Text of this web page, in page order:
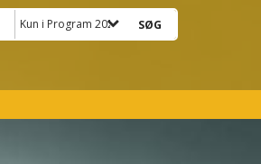
Kun i Program 2026-2027